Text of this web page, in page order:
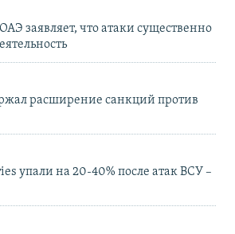
заявляет, что атаки существенно
расширение санкций против
упали на 20-40% после атак ВСУ –